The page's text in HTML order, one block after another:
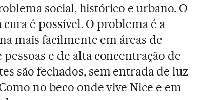
social, histórico e urbano. O
é possível. O problema é a
mais facilmente em áreas de
e de alta concentração de
são fechados, sem entrada de luz
no beco onde vive Nice e em